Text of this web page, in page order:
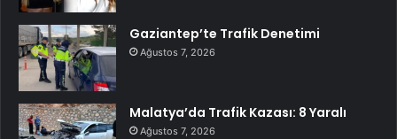
Gaziantep’te Trafik Denetimi
Ağustos 7, 2026
Malatya’da Trafik Kazası: 8 Yaralı
Ağustos 7, 2026